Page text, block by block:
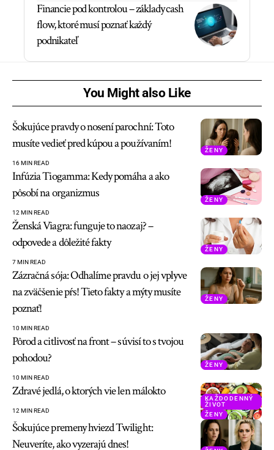
Financie pod kontrolou – základy cash
flow, ktoré musí poznať každý
podnikateľ
You Might also Like
ŽENY
Šokujúce pravdy o nosení parochní: Toto
musíte vedieť pred kúpou a používaním!
16 MIN READ
ŽENY
Infúzia Tiogamma: Kedy pomáha a ako
pôsobí na organizmus
12 MIN READ
ŽENY
Ženská Viagra: funguje to naozaj? –
odpovede a dôležité fakty
7 MIN READ
ŽENY
Zázračná sója: Odhalíme pravdu o jej vplyve
na zväčšenie pŕs! Tieto fakty a mýty musíte
poznať!
10 MIN READ
ŽENY
Pôrod a citlivosť na front – súvisí to s tvojou
pohodou?
10 MIN READ
KAŽDODENNÝ
ŽIVOT
ŽENY
Zdravé jedlá, o ktorých vie len málokto
12 MIN READ
Šokujúce premeny hviezd Twilight:
Neuveríte, ako vyzerajú dnes!